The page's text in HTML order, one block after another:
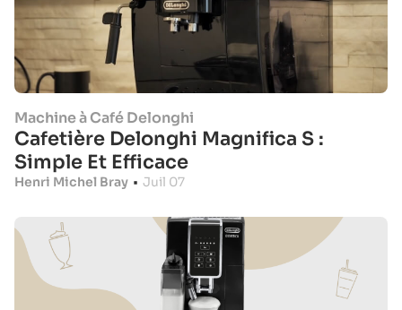
Machine à Café Delonghi
Cafetière Delonghi Magnifica S :
Simple Et Efficace
Henri Michel Bray • Juil 07